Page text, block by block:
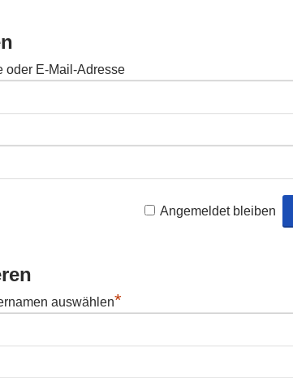
oder E-Mail-Adresse
Angemeldet bleiben
auswählen*